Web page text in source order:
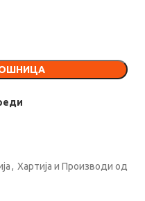
, Хартија и Производи од